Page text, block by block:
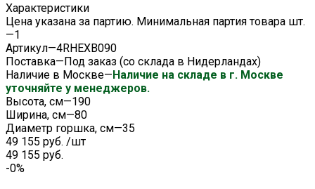
Характеристики
Цена указана за партию. Минимальная партия товара шт.
—1
Артикул—4RHEXB090
Поставка—Под заказ (со склада в Нидерландах)
Наличие в Москве—Наличие на складе в г. Москве
уточняйте у менеджеров.
Высота, см—190
Ширина, см—80
Диаметр горшка, см—35
49 155 руб. /шт
49 155 руб.
-0%